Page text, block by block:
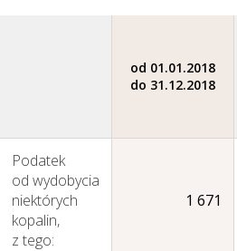
od 01.01.2018
do 31.12.2018
Podatek
od wydobycia
niektórych
kopalin,
z tego:
1 671